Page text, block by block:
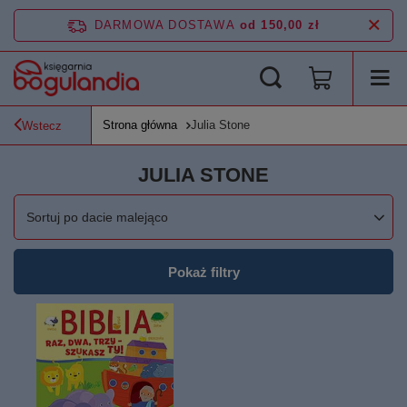
DARMOWA DOSTAWA od 150,00 zł
Wstecz Strona główna Julia Stone
JULIA STONE
Zmień sortowanie
Sortuj po dacie malejąco
Pokaż filtry